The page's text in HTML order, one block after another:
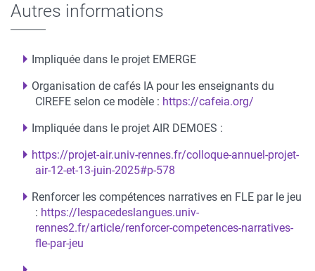
Autres informations
Impliquée dans le projet EMERGE
Organisation de cafés IA pour les enseignants du
CIREFE selon ce modèle : https://cafeia.org/
Impliquée dans le projet AIR DEMOES :
https://projet-air.univ-rennes.fr/colloque-annuel-projet-
air-12-et-13-juin-2025#p-578
Renforcer les compétences narratives en FLE par le jeu
: https://lespacedeslangues.univ-
rennes2.fr/article/renforcer-competences-narratives-
fle-par-jeu